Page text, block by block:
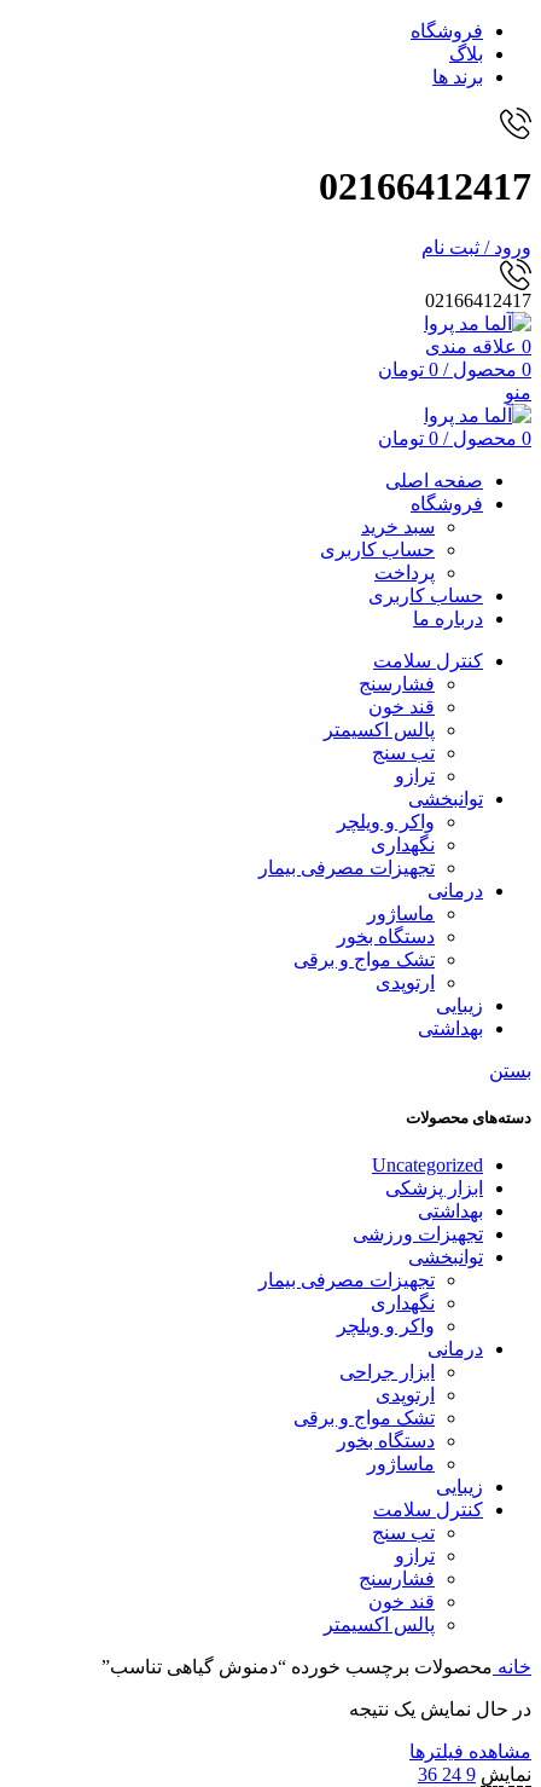
فروشگاه
بلاگ
برند ها
02166412417
ورود / ثبت نام
02166412417
0 علاقه مندی
0 محصول /
0 تومان
منو
0 محصول /
0 تومان
صفحه اصلی
فروشگاه
سبد خرید
حساب کاربری
پرداخت
حساب کاربری
درباره ما
کنترل سلامت
فشارسنج
قند خون
پالس اکسیمتر
تب سنج
ترازو
توانبخشی
واکر و ویلچر
نگهداری
تجهیزات مصرفی بیمار
درمانی
ماساژور
دستگاه بخور
تشک مواج و برقی
ارتوپدی
زیبایی
بهداشتی
بستن
دسته‌های محصولات
Uncategorized
ابزار پزشکی
بهداشتی
تجهیزات ورزشی
توانبخشی
تجهیزات مصرفی بیمار
نگهداری
واکر و ویلچر
درمانی
ابزار جراحی
ارتوپدی
تشک مواج و برقی
دستگاه بخور
ماساژور
زیبایی
کنترل سلامت
تب سنج
ترازو
فشارسنج
قند خون
پالس اکسیمتر
خانه محصولات برچسب خورده “دمنوش گیاهی تناسب”
در حال نمایش یک نتیجه
مشاهده فیلترها
نمایش 9
24
36